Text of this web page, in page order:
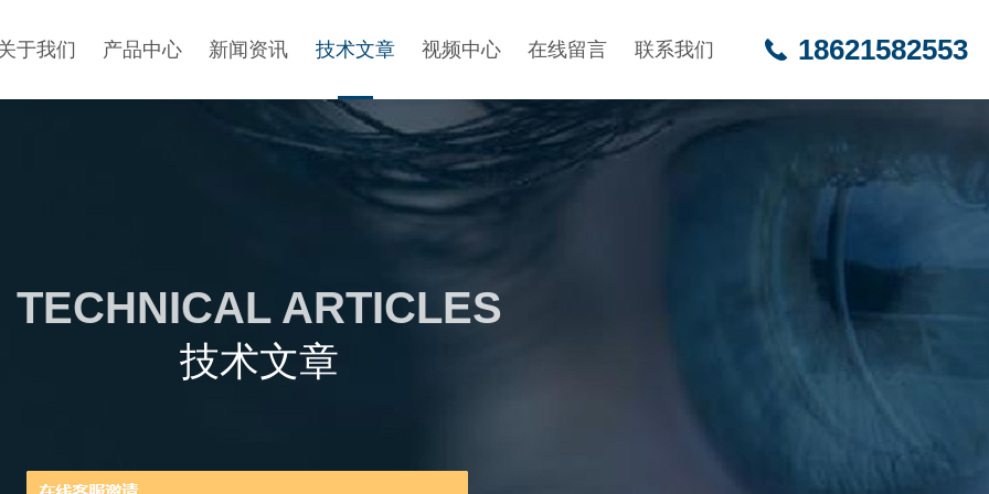
于我们 产品中心 新闻资讯 技术文章 视频中心 在线留言 联系我们 18621582553
TECHNICAL ARTICLES
技术文章